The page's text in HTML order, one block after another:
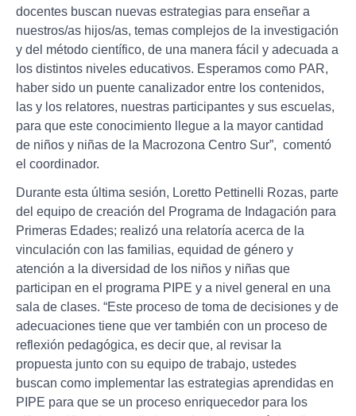
docentes buscan nuevas estrategias para enseñar a
nuestros/as hijos/as, temas complejos de la investigación
y del método científico, de una manera fácil y adecuada a
los distintos niveles educativos. Esperamos como PAR,
haber sido un puente canalizador entre los contenidos,
las y los relatores, nuestras participantes y sus escuelas,
para que este conocimiento llegue a la mayor cantidad
de niños y niñas de la Macrozona Centro Sur”, comentó
el coordinador.
Durante esta última sesión, Loretto Pettinelli Rozas, parte
del equipo de creación del Programa de Indagación para
Primeras Edades; realizó una relatoría acerca de la
vinculación con las familias, equidad de género y
atención a la diversidad de los niños y niñas que
participan en el programa PIPE y a nivel general en una
sala de clases. “Este proceso de toma de decisiones y de
adecuaciones tiene que ver también con un proceso de
reflexión pedagógica, es decir que, al revisar la
propuesta junto con su equipo de trabajo, ustedes
buscan como implementar las estrategias aprendidas en
PIPE para que se un proceso enriquecedor para los